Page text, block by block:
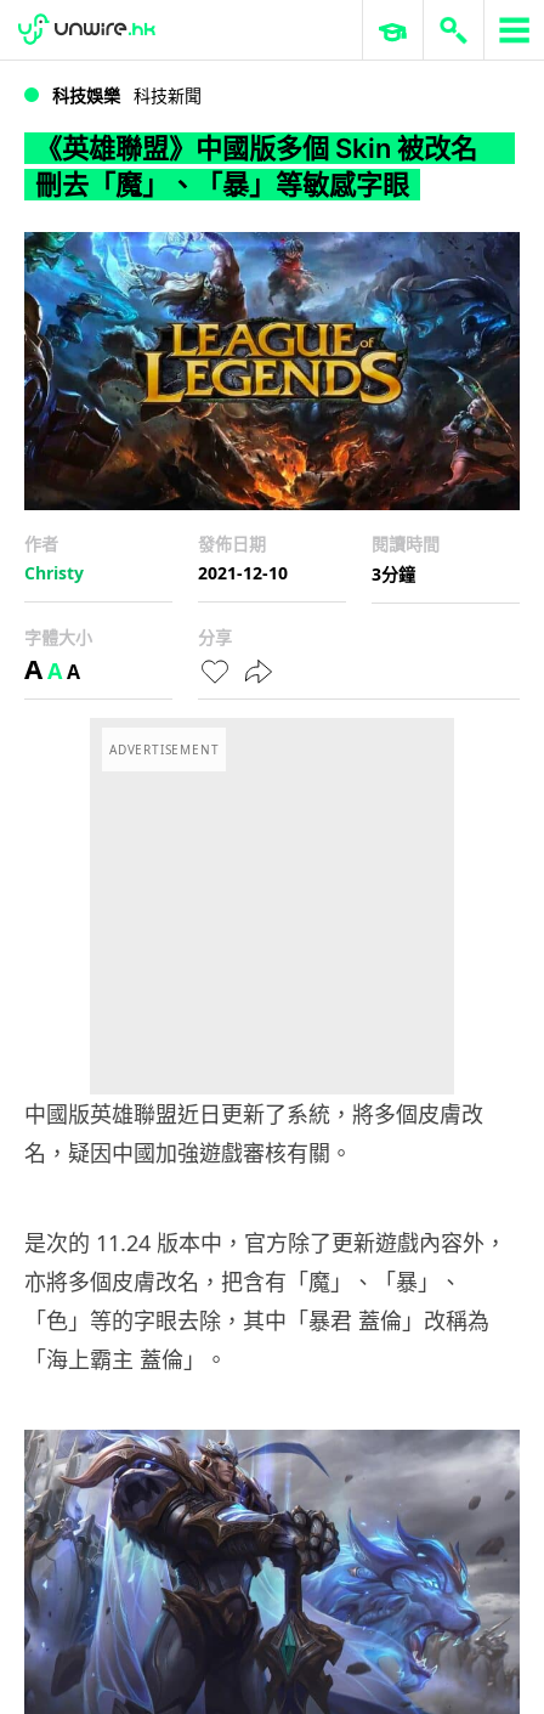
WWDC 2026 ERP 與商業 AI
科技娛樂 科技新聞
《英雄聯盟》中國版多個 Skin 被改名
刪去「魔」、「暴」等敏感字眼
作者
Christy
發佈日期
2021-12-10
閱讀時間
3分鐘
字體大小
AAA
分享
ADVERTISEMENT
中國版英雄聯盟近日更新了系統，將多個皮膚改
名，疑因中國加強遊戲審核有關。
是次的 11.24 版本中，官方除了更新遊戲內容外，
亦將多個皮膚改名，把含有「魔」、「暴」、
「色」等的字眼去除，其中「暴君 蓋倫」改稱為
「海上霸主 蓋倫」。